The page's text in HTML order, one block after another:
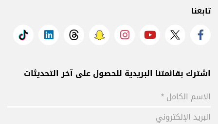
تابعنا
اشترك بقائمتنا البريدية للحصول على آخر التحديثات